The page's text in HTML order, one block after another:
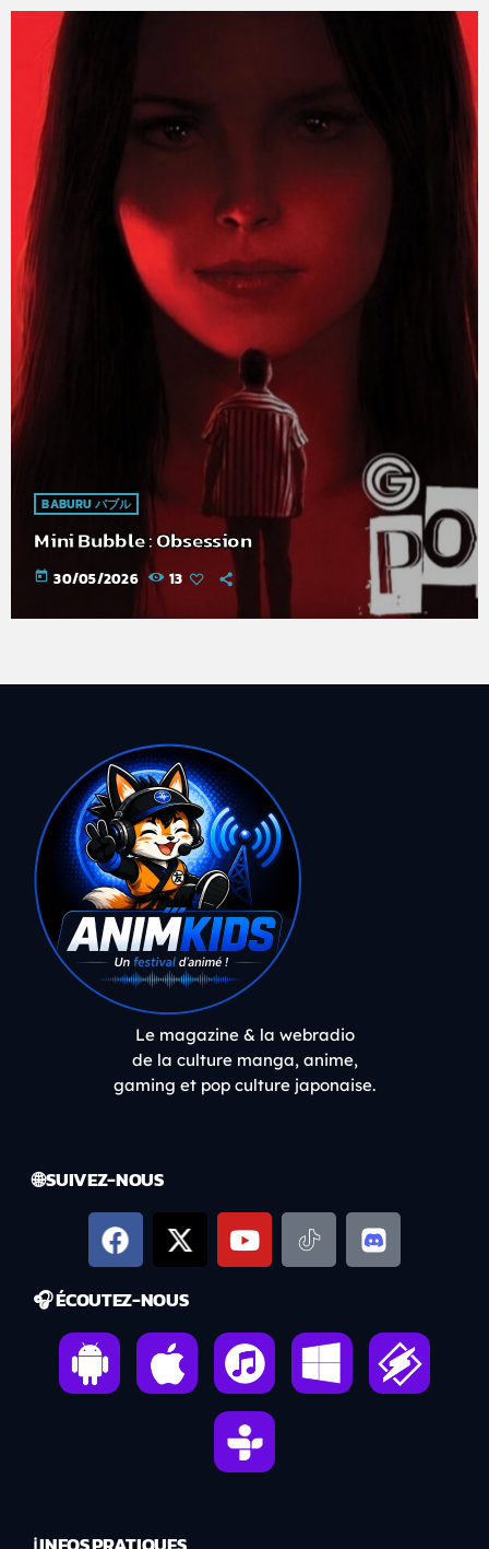
BABURU バブル
Mini Bubble : Obsession
today 30/05/2026 13
Le magazine & la webradio
de la culture manga, anime,
gaming et pop culture japonaise.
🌐 SUIVEZ-NOUS
🎧 ÉCOUTEZ-NOUS